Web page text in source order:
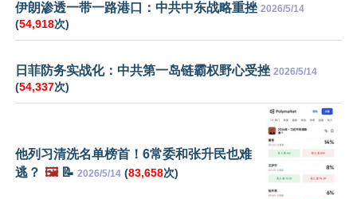
伊朗渗透一带一路港口：中共中东战略重挫 2026/5/14
(54,918次)
日菲防务实战化：中共第一岛链霸权野心受挫 2026/5/14
(54,337次)
他列习清洗名单榜首！6常委和张升民也难
逃？ 🖼️📝 2026/5/14 (83,658次)